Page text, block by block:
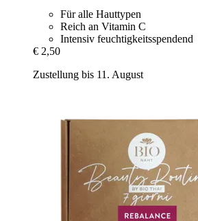
Für alle Hauttypen
Reich an Vitamin C
Intensiv feuchtigkeitsspendend
€ 2,50
Zustellung bis 11. August